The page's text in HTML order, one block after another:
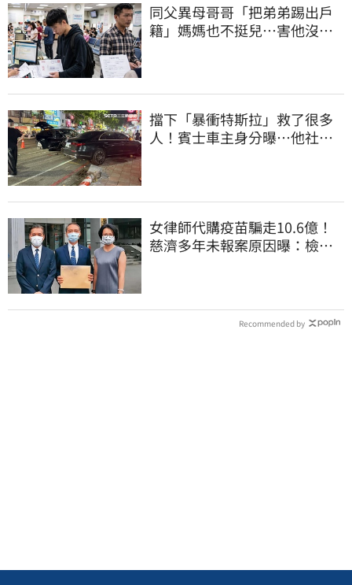
同父異母哥哥「把弟弟踢出戶
籍」媽媽也不挺兒…害他沒收
擋下「暴衝特斯拉」救了很多
人！賓士車主身分曝…他社群
女律師代購疫苗騙走10.6億！
慈濟多年未報案原因曝：檢警
Recommended by